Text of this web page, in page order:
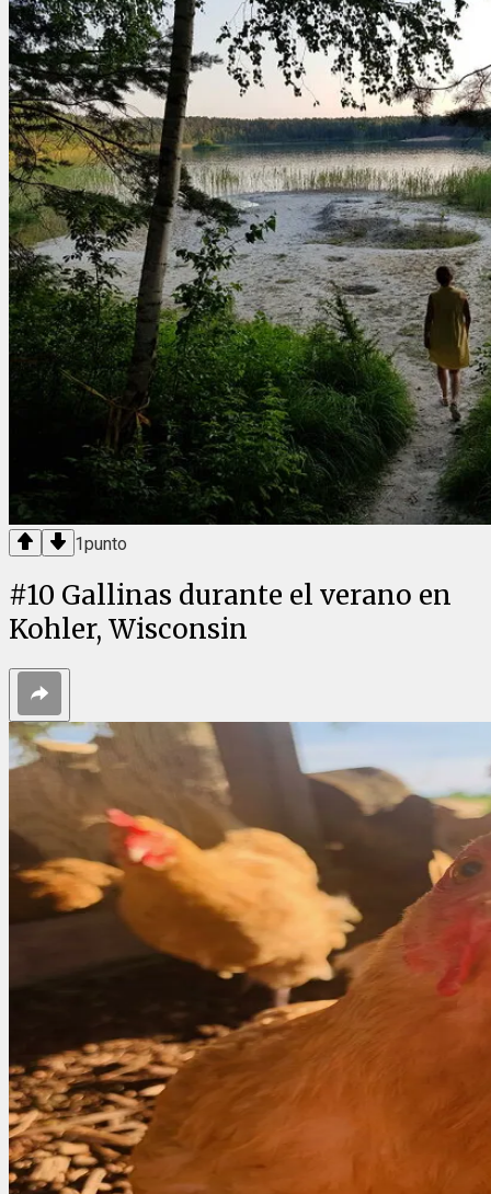
1punto
#10 Gallinas durante el verano en
Kohler, Wisconsin